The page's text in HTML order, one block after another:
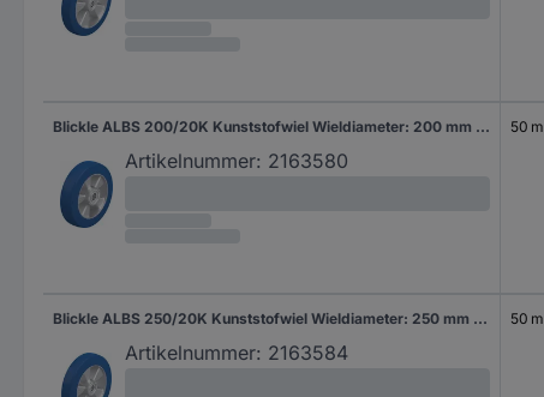
Blickle ALBS 200/20K Kunststofwiel Wieldiameter: 200 mm Draagvermogen (max.): 750 kg 1 stuk(s)
Artikelnummer: 2163580
50
Blickle ALBS 250/20K Kunststofwiel Wieldiameter: 250 mm Draagvermogen (max.): 850 kg 1 stuk(s)
Artikelnummer: 2163584
50